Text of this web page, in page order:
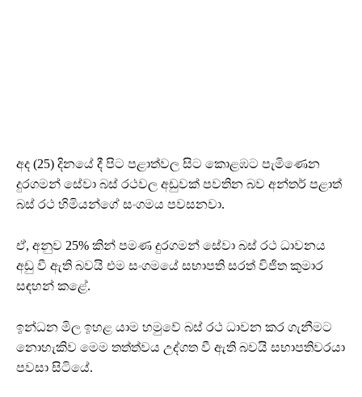
අද (25) දිනයේ දී පිට පළාත්වල සිට කොළඹට පැමිණෙන
දුරගමන් සේවා බස් රථවල අඩුවක් පවතින බව අන්තර් පළාත්
බස් රථ හිමියන්ගේ සංගමය පවසනවා.
ඒ, අනුව 25% කින් පමණ දුරගමන් සේවා බස් රථ ධාවනය
අඩු වී ඇති බවයි එම සංගමයේ සභාපති සරත් විජිත කුමාර
සඳහන් කළේ.
ඉන්ධන මිල ඉහළ යාම හමුවේ බස් රථ ධාවන කර ගැනීමට
නොහැකිව මෙම තත්ත්වය උද්ගත වී ඇති බවයි සභාපතිවරයා
පවසා සිටියේ.